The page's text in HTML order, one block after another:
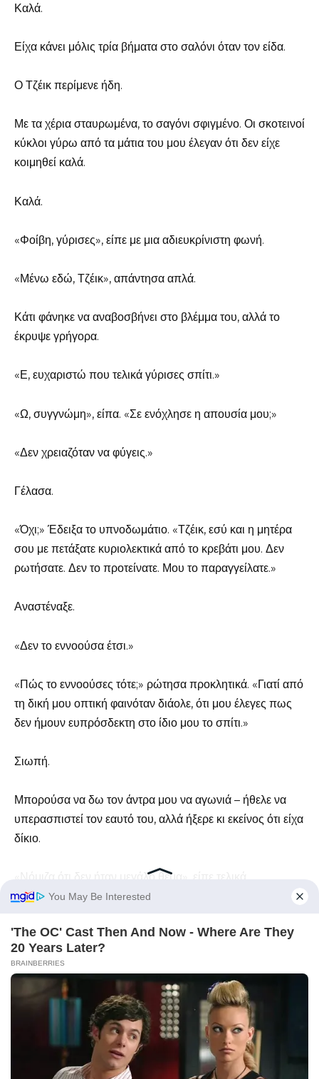
Καλά.
Είχα κάνει μόλις τρία βήματα στο σαλόνι όταν τον είδα.
Ο Τζέικ περίμενε ήδη.
Με τα χέρια σταυρωμένα, το σαγόνι σφιγμένο. Οι σκοτεινοί
κύκλοι γύρω από τα μάτια του μου έλεγαν ότι δεν είχε
κοιμηθεί καλά.
Καλά.
«Φοίβη, γύρισες», είπε με μια αδιευκρίνιστη φωνή.
«Μένω εδώ, Τζέικ», απάντησα απλά.
Κάτι φάνηκε να αναβοσβήνει στο βλέμμα του, αλλά το
έκρυψε γρήγορα.
«Ε, ευχαριστώ που τελικά γύρισες σπίτι.»
«Ω, συγγνώμη», είπα. «Σε ενόχλησε η απουσία μου;»
«Δεν χρειαζόταν να φύγεις.»
Γέλασα.
«Όχι;» Έδειξα το υπνοδωμάτιο. «Τζέικ, εσύ και η μητέρα
σου με πετάξατε κυριολεκτικά από το κρεβάτι μου. Δεν
ρωτήσατε. Δεν το προτείνατε. Μου το παραγγείλατε.»
Αναστέναξε.
«Δεν το εννοούσα έτσι.»
«Πώς το εννοούσες τότε;» ρώτησα προκλητικά. «Γιατί από
τη δική μου οπτική φαινόταν διάολε, ότι μου έλεγες πως
δεν ήμουν ευπρόσδεκτη στο ίδιο μου το σπίτι.»
Σιωπή.
Μπορούσα να δω τον άντρα μου να αγωνιά – ήθελε να
υπερασπιστεί τον εαυτό του, αλλά ήξερε κι εκείνος ότι είχα
δίκιο.
«Νόμιζα ότι δεν ήταν μεγάλο θέμα», είπε τελικά.
επηρεάσουν. Εκεί ήταν.
«Νόμιζες ότι δεν ήταν μεγάλο θέμα;» το επανέλαβα.
«Φυσικά και το νόμιζες.
Γιατί δεν ήταν το δικό σου κρεβάτι που σου το πήραν – το
έδωσες εθελοντικά. Τα ρούχα σου δεν πετάχτηκαν στο
πάτωμα, η ντουλάπα σου έμεινε ανέγγιχτη…»